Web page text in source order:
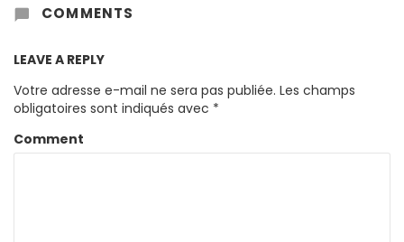
COMMENTS
LEAVE A REPLY
Votre adresse e-mail ne sera pas publiée. Les champs
obligatoires sont indiqués avec *
Comment